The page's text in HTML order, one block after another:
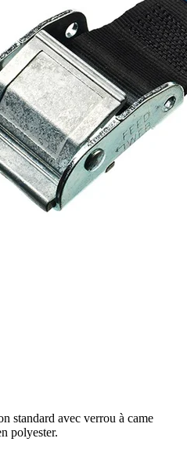
standard avec verrou à came
polyester.